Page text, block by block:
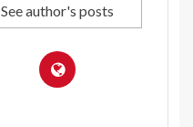
See author's posts